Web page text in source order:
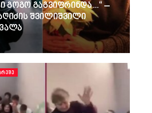
გოგო გაგვიფრინდა…“ –
შვილიშვილი